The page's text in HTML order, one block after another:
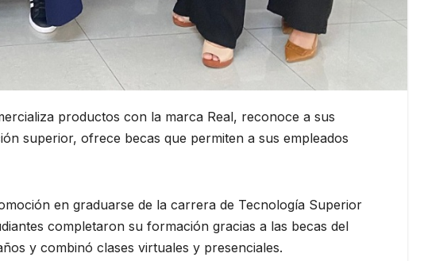
productos con la marca Real, reconoce a sus
superior, ofrece becas que permiten a sus empleados
en graduarse de la carrera de Tecnología Superior
completaron su formación gracias a las becas del
y combinó clases virtuales y presenciales.